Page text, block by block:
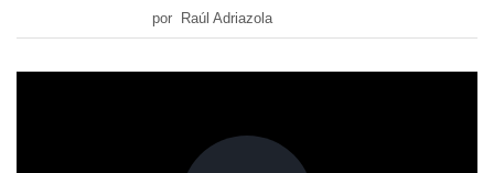
por Raúl Adriazola